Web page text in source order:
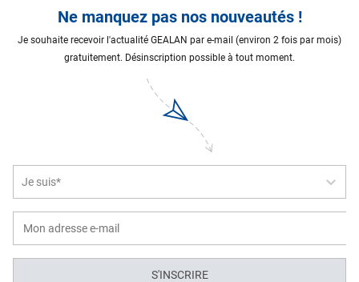
Ne manquez pas nos nouveautés !
Je souhaite recevoir l'actualité GEALAN par e-mail (environ 2 fois par mois)
gratuitement. Désinscription possible à tout moment.
Je suis*
S'INSCRIRE